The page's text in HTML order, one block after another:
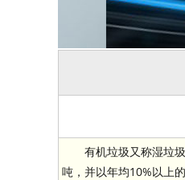
有机垃圾又称湿垃
吨，并以年均10%以上